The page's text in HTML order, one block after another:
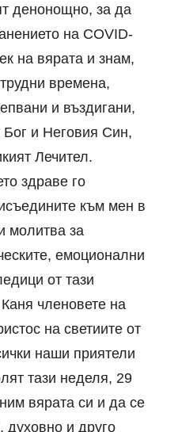
денонощно, за да
на COVID-
на вярата и знам,
времена,
и въздигани,
и Неговия Син,
Лечител.
здраве го
към мен в
молитва за
емоционални
от тази
Каня членовете на
на светиите от
наши приятели
тази неделя, 29
вярата си и да се
духовно и друго